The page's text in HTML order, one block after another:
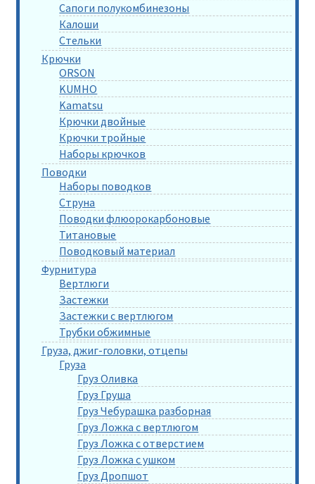
Сапоги полукомбинезоны
Калоши
Стельки
Крючки
ORSON
KUMHO
Kamatsu
Крючки двойные
Крючки тройные
Наборы крючков
Поводки
Наборы поводков
Струна
Поводки флюорокарбоновые
Титановые
Поводковый материал
Фурнитура
Вертлюги
Застежки
Застежки с вертлюгом
Трубки обжимные
Груза, джиг-головки, отцепы
Груза
Груз Оливка
Груз Груша
Груз Чебурашка разборная
Груз Ложка с вертлюгом
Груз Ложка с отверстием
Груз Ложка с ушком
Груз Дропшот